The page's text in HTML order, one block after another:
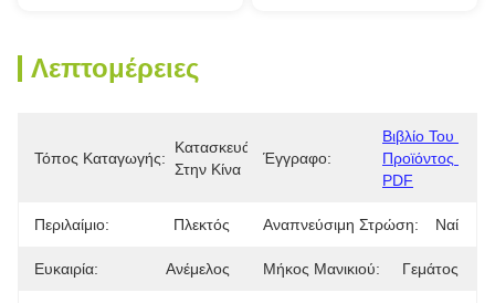
Λεπτομέρειες
Τόπος Καταγωγής:
Κατασκευάζεται
Στην Κίνα
Έγγραφο:
Βιβλίο Του
Προϊόντος
PDF
Περιλαίμιο: Πλεκτός Αναπνεύσιμη Στρώση: Ναί
Ευκαιρία: Ανέμελος Μήκος Μανικιού: Γεμάτος